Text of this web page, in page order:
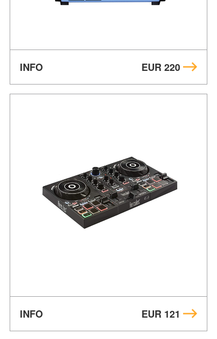
INFO EUR 220
INFO EUR 121